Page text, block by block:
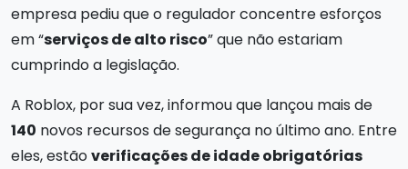
empresa pediu que o regulador concentre esforços
em “serviços de alto risco” que não estariam
cumprindo a legislação.
A Roblox, por sua vez, informou que lançou mais de
140 novos recursos de segurança no último ano. Entre
eles, estãoverificações de idade obrigatórias